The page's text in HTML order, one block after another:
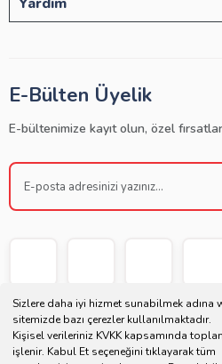
Sizlere daha iyi hizmet sunabilmek adına
sitemizde bazı çerezler kullanılmaktadır.
Kişisel verileriniz KVKK kapsamında
işlenir. Kabul Et seçeneğini tıklayarak tüm
E-Bülten Üyelik
E-bültenimize kayıt olun, özel
Copyright © 2021 | Bu websitesi